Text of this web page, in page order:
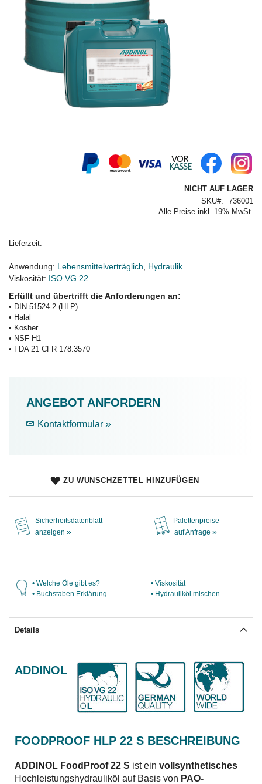
NICHT AUF LAGER
SKU
736001
Alle Preise inkl. 19% MwSt.
Lieferzeit:
Anwendung: Lebensmittelverträglich
Hydraulik
Viskosität: ISO VG 22
Erfüllt und übertrifft die Anforderungen an:
• DIN 51524-2 (HLP)
• Halal
• Kosher
• NSF H1
• FDA 21 CFR 178.3570
ANGEBOT ANFORDERN
Kontaktformular »
ZU WUNSCHZETTEL HINZUFÜGEN
Sicherheitsdatenblatt
anzeigen »
Palettenpreise
auf Anfrage »
• Welche Öle gibt es?
• Buchstaben Erklärung
• Viskosität
• Hydrauliköl mischen
Details
ADDINOL
FOODPROOF HLP 22 S BESCHREIBUNG
ADDINOL FoodProof 22 S ist ein vollsynthetisches
Hochleistungshydrauliköl auf Basis von PAO-